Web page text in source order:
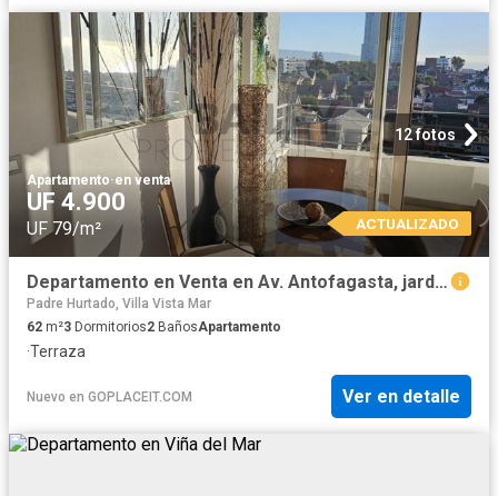
12 fotos
Apartamento·en venta
UF 4.900
UF 79/m² ACTUALIZADO
Departamento en Venta en Av. Antofagasta, jardin del mar
Padre Hurtado, Villa Vista Mar
62 m²3 Dormitorios2 BañosApartamento
·Terraza
Nuevo en GOPLACEIT.COM Ver en detalle